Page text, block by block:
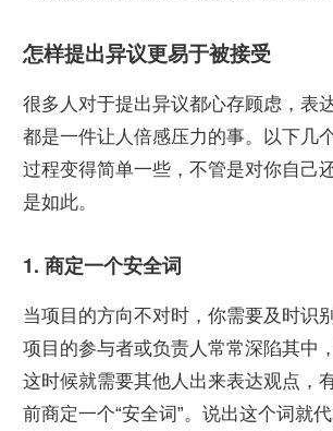
怎样提出异议更易于被接受
很多人对于提出异议都心存顾虑，表
都是一件让人倍感压力的事。以下几
过程变得简单一些，不管是对你自己
是如此。
1. 商定一个安全词
当项目的方向不对时，你需要及时识
项目的参与者或负责人常常深陷其中
这时候就需要其他人出来表达观点，
前商定一个“安全词”。说出这个词就